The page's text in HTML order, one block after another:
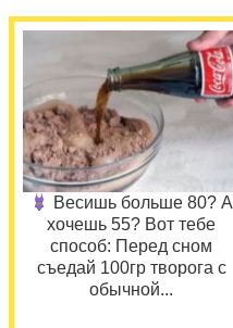
Весишь больше 80? А
хочешь 55? Вот тебе
способ: Перед сном
съедай 100гр творога с
обычной...